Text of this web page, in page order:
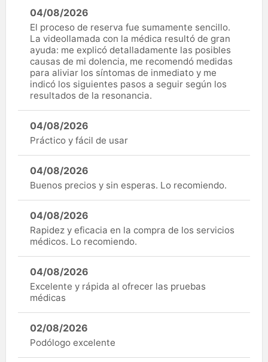
04/08/2026
El proceso de reserva fue sumamente sencillo.
La videollamada con la médica resultó de gran
ayuda: me explicó detalladamente las posibles
causas de mi dolencia, me recomendó medidas
para aliviar los síntomas de inmediato y me
indicó los siguientes pasos a seguir según los
resultados de la resonancia.
04/08/2026
Práctico y fácil de usar
04/08/2026
Buenos precios y sin esperas. Lo recomiendo.
04/08/2026
Rapidez y eficacia en la compra de los servicios
médicos. Lo recomiendo.
04/08/2026
Excelente y rápida al ofrecer las pruebas
médicas
02/08/2026
Podólogo excelente